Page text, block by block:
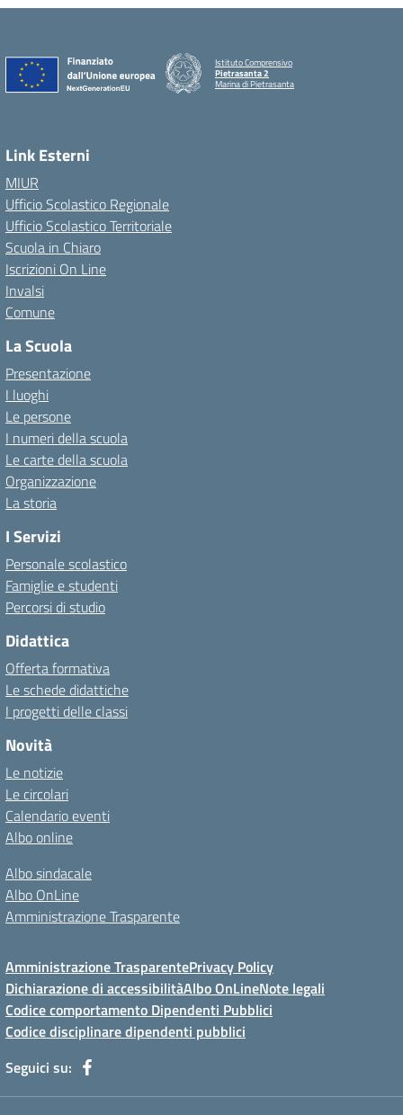
Istituto Comprensivo
Pietrasanta 2
Marina di Pietrasanta
Link Esterni
MIUR
Ufficio Scolastico Regionale
Ufficio Scolastico Territoriale
Scuola in Chiaro
Iscrizioni On Line
Invalsi
Comune
La Scuola
Presentazione
I luoghi
Le persone
I numeri della scuola
Le carte della scuola
Organizzazione
La storia
I Servizi
Personale scolastico
Famiglie e studenti
Percorsi di studio
Didattica
Offerta formativa
Le schede didattiche
I progetti delle classi
Novità
Le notizie
Le circolari
Calendario eventi
Albo online
Albo sindacale
Albo OnLine
Amministrazione Trasparente
Amministrazione TrasparentePrivacy Policy
Dichiarazione di accessibilitàAlbo OnLineNote legali
Codice comportamento Dipendenti Pubblici
Codice disciplinare dipendenti pubblici
Seguici su: